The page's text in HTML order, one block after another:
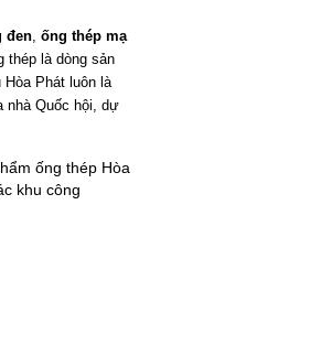
đen,ống thép mạ
thép là dòng sản
Phát luôn là
nhà Quốc hội, dự
ống thép Hòa
khu công